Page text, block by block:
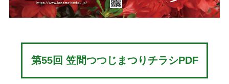
第55回 笠間つつじまつりチラシPDF